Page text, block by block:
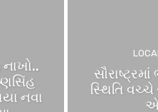
નવા
સ્થિતિ